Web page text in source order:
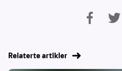
Relaterte artikler